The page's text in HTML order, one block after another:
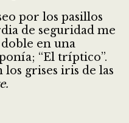
por los pasillos
de seguridad me
en una
“El tríptico”.
grises iris de las